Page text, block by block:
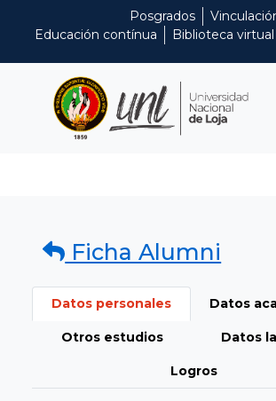
Posgrados
Educación contínua
Biblioteca virtual
Ficha Alumni
Datos personales Datos
Otros estudios Datos
Logros